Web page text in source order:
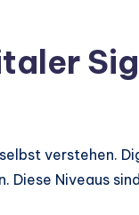
verstehen.
Diese Niveaus